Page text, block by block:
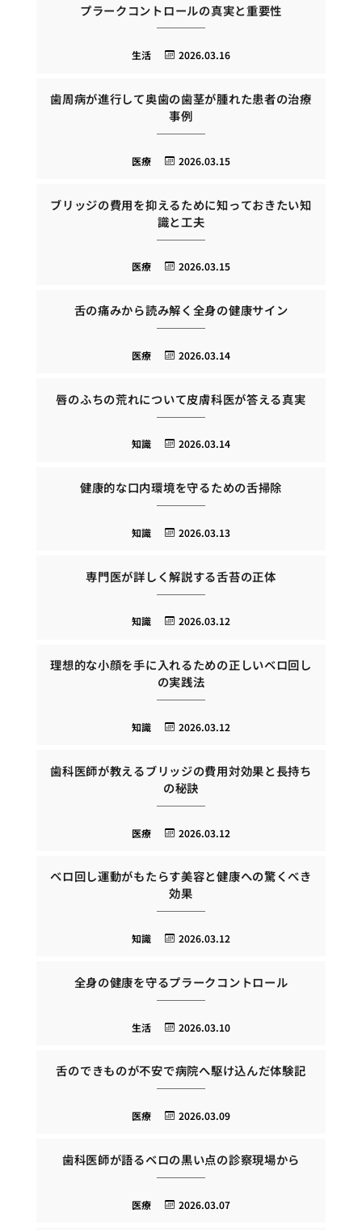
プラークコントロールの真実と重要性
2026.03.16
生活
歯周病が進行して奥歯の歯茎が腫れた患者の治療
事例
2026.03.15
医療
ブリッジの費用を抑えるために知っておきたい知
識と工夫
2026.03.15
医療
舌の痛みから読み解く全身の健康サイン
2026.03.14
医療
唇のふちの荒れについて皮膚科医が答える真実
2026.03.14
知識
健康的な口内環境を守るための舌掃除
2026.03.13
知識
専門医が詳しく解説する舌苔の正体
2026.03.12
知識
理想的な小顔を手に入れるための正しいベロ回し
の実践法
2026.03.12
知識
歯科医師が教えるブリッジの費用対効果と長持ち
の秘訣
2026.03.12
医療
ベロ回し運動がもたらす美容と健康への驚くべき
効果
2026.03.12
知識
全身の健康を守るプラークコントロール
2026.03.10
生活
舌のできものが不安で病院へ駆け込んだ体験記
2026.03.09
医療
歯科医師が語るベロの黒い点の診察現場から
2026.03.07
医療